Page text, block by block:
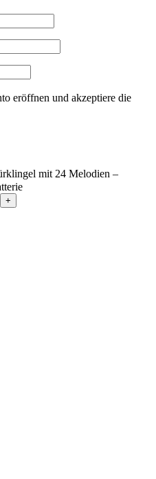
eröffnen und akzeptiere die
mit 24 Melodien –